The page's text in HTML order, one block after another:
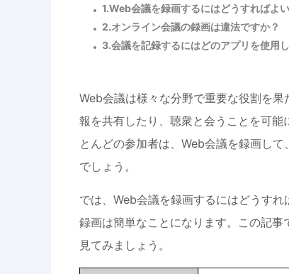
1.Web会議を録画するにはどうすればよ
2.オンライン会議の録画は違法ですか？
3.会議を記録するにはどのアプリを使用
Web会議は様々な分野で重要な役割を
報を共有したり、聴衆と会うことを可
とんどの参加者は、Web会議を録画し
でしょう。
では、Web会議を録画するにはどうす
録画は簡単なことになります。この記
見てみましょう。